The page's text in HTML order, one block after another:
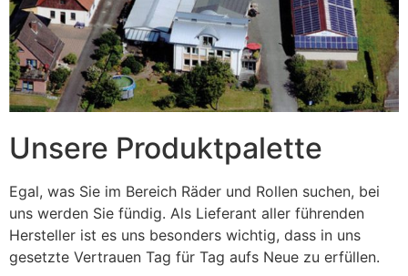
Unsere Produktpalette
Egal, was Sie im Bereich Räder und Rollen suchen, bei
uns werden Sie fündig. Als Lieferant aller führenden
Hersteller ist es uns besonders wichtig, dass in uns
gesetzte Vertrauen Tag für Tag aufs Neue zu erfüllen.